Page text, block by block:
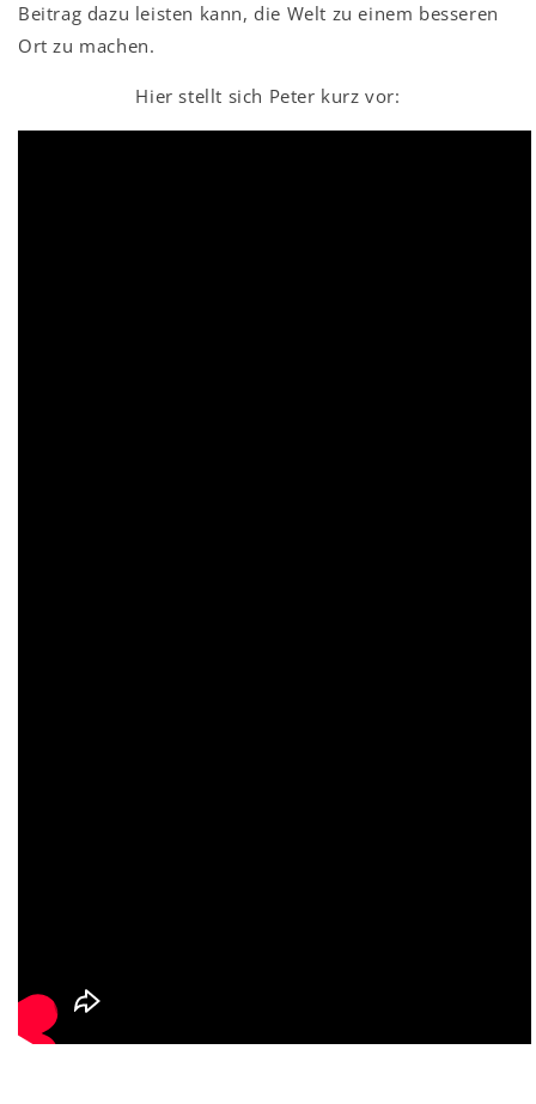
Beitrag dazu leisten kann, die Welt zu einem besseren
Ort zu machen.
Hier stellt sich Peter kurz vor: